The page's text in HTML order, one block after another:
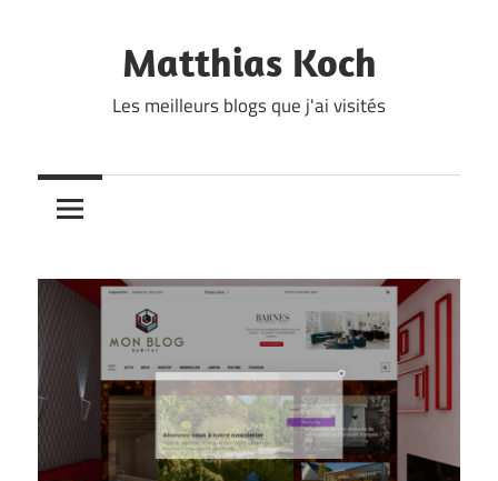
Matthias Koch
Les meilleurs blogs que j'ai visités